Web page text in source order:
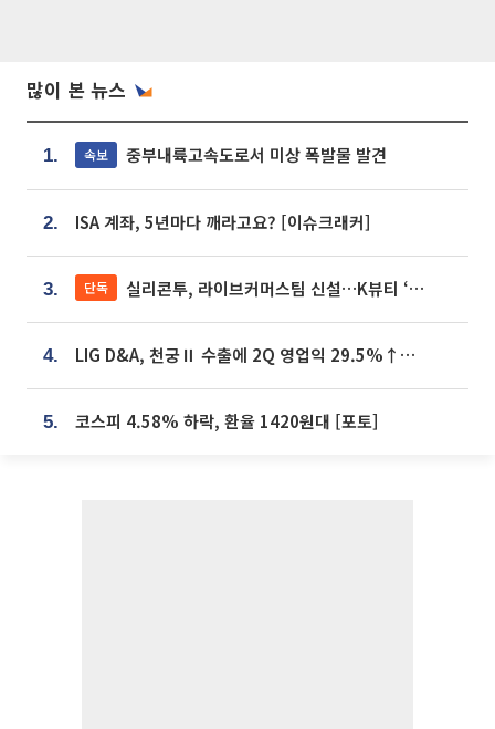
많이 본 뉴스
1. 속보 중부내륙고속도로서 미상 폭발물 발견
2. ISA 계좌, 5년마다 깨라고요? [이슈크래커]
3. 단독 실리콘투, 라이브커머스팀 신설…K뷰티 ‘글로벌 판매망’ 확대[K뷰티 라방戰]
4. LIG D&A, 천궁Ⅱ 수출에 2Q 영업익 29.5%↑…수주잔고 24.6조 [종합]
5. 코스피 4.58% 하락, 환율 1420원대 [포토]